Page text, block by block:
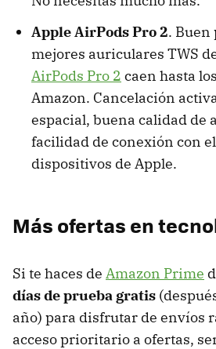
Apple AirPods Pro 2. Buen
mejores auriculares TWS
AirPods Pro 2 caen hasta los
Amazon. Cancelación
espacial, buena calidad de
facilidad de conexión con
dispositivos de Apple.
Más ofertas en
Si te haces de Amazon Prime
días de prueba gratis
año) para disfrutar de envíos
acceso prioritario a ofertas,